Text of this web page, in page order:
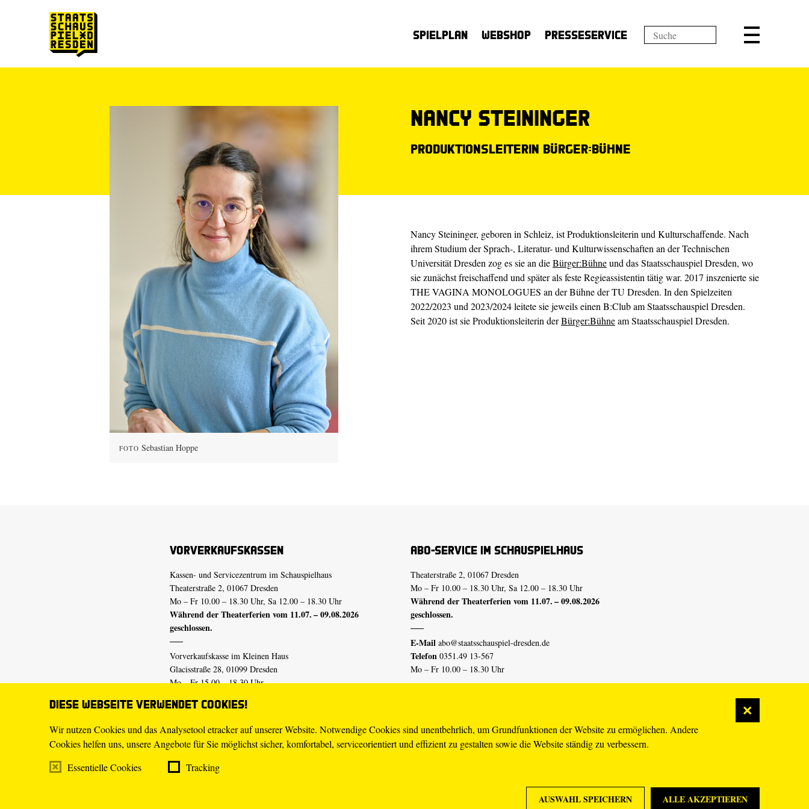
Diese Webseite verwendet Cookies!
Wir nutzen Cookies und das Analysetool etracker auf unserer Website. Notwendige Cookies sind unentbehrlich, um Grundfunktionen der Website zu ermöglichen. Andere
Cookies helfen uns, unsere Angebote für Sie möglichst sicher, komfortabel, serviceorientiert und effizient zu gestalten sowie die Website ständig zu verbessern.
Essentielle Cookies
Tracking
AUSWAHL SPEICHERN ALLE AKZEPTIEREN
Spielplan Webshop Presseservice
FOTO Sebastian Hoppe
Nancy Steininger
Produktionsleiterin Bürger:Bühne
Nancy Steininger, geboren in Schleiz, ist Produktionsleiterin und Kulturschaffende. Nach
ihrem Studium der Sprach-, Literatur- und Kulturwissenschaften an der Technischen
Universität Dresden zog es sie an dieBürger:Bühneund das Staatsschauspiel Dresden, wo
sie zunächst freischaffend und später als feste Regieassistentin tätig war. 2017 inszenierte sie
THE VAGINA MONOLOGUES an der Bühne der TU Dresden. In den Spielzeiten
2022/2023 und 2023/2024 leitete sie jeweils einen B:Club am Staatsschauspiel Dresden.
Seit 2020 ist sie Produktionsleiterin derBürger:Bühneam Staatsschauspiel Dresden.
Vorverkaufskassen
Kassen- und Servicezentrum im Schauspielhaus
Theaterstraße 2, 01067 Dresden
Mo – Fr 10.00 – 18.30 Uhr, Sa 12.00 – 18.30 Uhr
Während der Theaterferien vom 11.07. – 09.08.2026
geschlossen.
Vorverkaufskasse im Kleinen Haus
Glacisstraße 28, 01099 Dresden
Mo – Fr 15.00 – 18.30 Uhr
geschlossen.
E-Mail tickets@staatsschauspiel-dresden.de
Telefon 0351.49 13-555
Mo – Fr 10.00 – 18.30 Uhr
Abo-Service im Schauspielhaus
Theaterstraße 2, 01067 Dresden
Mo – Fr 10.00 – 18.30 Uhr, Sa 12.00 – 18.30 Uhr
Während der Theaterferien vom 11.07. – 09.08.2026
geschlossen.
E-Mail abo@staatsschauspiel-dresden.de
Telefon 0351.49 13-567
Mo – Fr 10.00 – 18.30 Uhr
Erklärung Barrierefreiheit